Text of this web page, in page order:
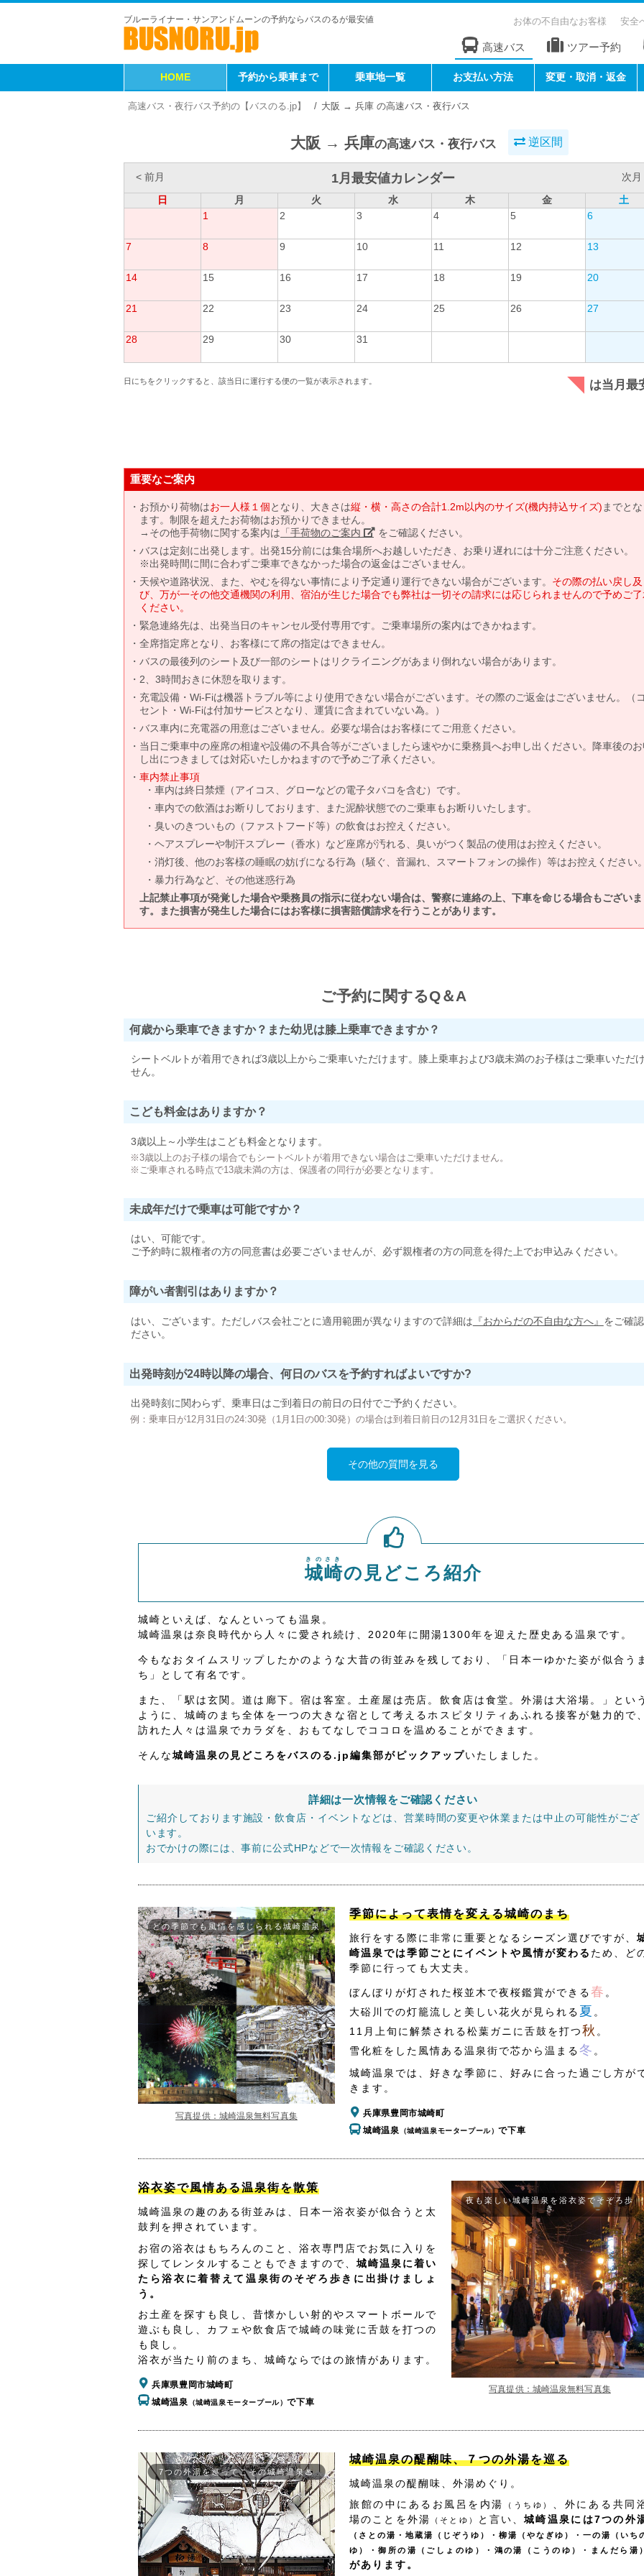
ブルーライナー・サンアンドムーンの予約ならバスのるが最安値 お体の不自由なお客様 安全
高速バス ツアー予約
HOME 予約から乗車まで 乗車地一覧 お支払い方法 変更・取消・返金
高速バス・夜行バス予約の【バスのる.jp】 大阪 → 兵庫 の高速バス・夜行バス
大阪 → 兵庫の高速バス・夜行バス 逆区間
< 前月 1月最安値カレンダー
次月
日
月 火 水 木 金
土
1
2 3 4 5 6
7 8 9 10 11 12 13
14 15 16 17 18 19 20
21 22 23 24 25 26 27
28 29 30 31
日にちをクリックすると、該当日に運行する便の一覧が表示されます。 は当月最
重要なご案内
お預かり荷物はお一人様１個となり、大きさは縦・横・高さの合計1.2m以内のサイズ(機内持込サイズ) までと
ます。制限を超えたお荷物はお預かりできません。
→その他手荷物に関する案内は 「手荷物のご案内」 をご確認ください。
バスは定刻に出発します。出発15分前には集合場所へお越しいただき、お乗り遅れには十分ご注意ください。
※出発時間に間に合わずご乗車できなかった場合の返金はございません。
天候や道路状況、また、やむを得ない事情により予定通り運行できない場合がございます。 その際の払い戻し及
び、万が一その他交通機関の利用、宿泊が生じた場合でも弊社は一切その請求には応じられませんので予めご
ください。
緊急連絡先は、出発当日のキャンセル受付専用です。ご乗車場所の案内はできかねます。
全席指定席となり、お客様にて席の指定はできません。
バスの最後列のシート及び一部のシートはリクライニングがあまり倒れない場合があります。
2、3時間おきに休憩を取ります。
充電設備・Wi-Fiは機器トラブル等により使用できない場合がございます。その際のご返金はございません。（
セント・Wi-Fiは付加サービスとなり、運賃に含まれていない為。）
バス車内に充電器の用意はございません。必要な場合はお客様にてご用意ください。
当日ご乗車中の座席の相違や設備の不具合等がございましたら速やかに乗務員へお申し出ください。降車後の
し出につきましては対応いたしかねますので予めご了承ください。
車内禁止事項
車内は終日禁煙（アイコス、グローなどの電子タバコを含む）です。
車内での飲酒はお断りしております、また泥酔状態でのご乗車もお断りいたします。
臭いのきついもの（ファストフード等）の飲食はお控えください。
ヘアスプレーや制汗スプレー（香水）など座席が汚れる、臭いがつく製品の使用はお控えください。
消灯後、他のお客様の睡眠の妨げになる行為（騒ぐ、音漏れ、スマートフォンの操作）等はお控えください
暴力行為など、その他迷惑行為
上記禁止事項が発覚した場合や乗務員の指示に従わない場合は、警察に連絡の上、下車を命じる場合もございま
す。また損害が発生した場合にはお客様に損害賠償請求を行うことがあります。
ご予約に関するQ＆A
何歳から乗車できますか？また幼児は膝上乗車できますか？
シートベルトが着用できれば3歳以上からご乗車いただけます。膝上乗車および3歳未満のお子様はご乗車いただ
せん。
こども料金はありますか？
3歳以上～小学生はこども料金となります。
※3歳以上のお子様の場合でもシートベルトが着用できない場合はご乗車いただけません。
※ご乗車される時点で13歳未満の方は、保護者の同行が必要となります。
未成年だけで乗車は可能ですか？
はい、可能です。
ご予約時に親権者の方の同意書は必要ございませんが、必ず親権者の方の同意を得た上でお申込みください。
障がい者割引はありますか？
はい、ございます。ただしバス会社ごとに適用範囲が異なりますので詳細は 『おからだの不自由な方へ』 をご確
ださい。
出発時刻が24時以降の場合、何日のバスを予約すればよいですか?
出発時刻に関わらず、乗車日はご到着日の前日の日付でご予約ください。
例：乗車日が12月31日の24:30発（1月1日の00:30発）の場合は到着日前日の12月31日をご選択ください。
その他の質問を見る
城崎
きのさき
の見どころ紹介
城崎といえば、なんといっても温泉。
城崎温泉は奈良時代から人々に愛され続け、2020年に開湯1300年を迎えた歴史ある温泉です。
今もなおタイムスリップしたかのような大昔の街並みを残しており、「日本一ゆかた姿が似合う
ち」として有名です。
また、「駅は玄関。道は廊下。宿は客室。土産屋は売店。飲食店は食堂。外湯は大浴場。」とい
ように、城崎のまち全体を一つの大きな宿として考えるホスピタリティあふれる接客が魅力的で
訪れた人々は温泉でカラダを、おもてなしでココロを温めることができます。
そんな城崎温泉の見どころをバスのる.jp編集部がピックアップいたしました。
詳細は一次情報をご確認ください
ご紹介しております施設・飲食店・イベントなどは、営業時間の変更や休業または中止の可能性がござ
います。
おでかけの際には、事前に公式HPなどで一次情報をご確認ください。
どの季節でも風情を感じられる城崎温泉
写真提供：城崎温泉無料写真集
季節によって表情を変える城崎のまち
旅行をする際に非常に重要となるシーズン選びですが、
崎温泉では季節ごとにイベントや風情が変わる ため、ど
季節に行っても大丈夫。
ぼんぼりが灯された桜並木で夜桜鑑賞ができる春 。
大硲川での灯籠流しと美しい花火が見られる 夏 。
11月上旬に解禁される松葉ガニに舌鼓を打つ秋 。
雪化粧をした風情ある温泉街で芯から温まる冬 。
城崎温泉では、好きな季節に、好みに合った過ごし方が
きます。
兵庫県豊岡市城崎町
城崎温泉 （城崎温泉モータープール）で下車
浴衣姿で風情ある温泉街を散策
城崎温泉の趣のある街並みは、日本一浴衣姿が似合うと太
鼓判を押されています。
お宿の浴衣はもちろんのこと、浴衣専門店でお気に入りを
探してレンタルすることもできますので、 城崎温泉に着い
たら浴衣に着替えて温泉街のそぞろ歩きに出掛けましょ
う。
お土産を探すも良し、昔懐かしい射的やスマートボールで
遊ぶも良し、カフェや飲食店で城崎の味覚に舌鼓を打つの
も良し。
浴衣が当たり前のまち、城崎ならではの旅情があります。
兵庫県豊岡市城崎町
城崎温泉 （城崎温泉モータープール）で下車
夜も楽しい城崎温泉を浴衣姿でそぞろ歩
き
写真提供：城崎温泉無料写真集
7つの外湯を巡ってこその城崎温泉♨
城崎温泉の醍醐味、７つの外湯を巡る
城崎温泉の醍醐味、外湯めぐり。
旅館の中にあるお風呂を内湯
（うちゆ） 、外にある共同
場のことを外湯
（そとゆ） と言い、 城崎温泉には7つの外
（さとの湯・地蔵湯（じぞうゆ）・柳湯（やなぎゆ）・一の湯（いち
ゆ）・御所の湯（ごしょのゆ）・鴻の湯（こうのゆ）・まんだら湯
があります。